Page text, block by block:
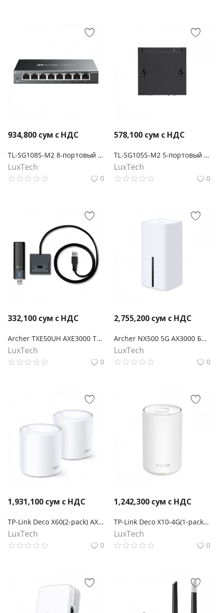
934,800 сум с НДС
TL-SG108S-M2 8-портовый настольный коммутатор 2,5G Multi Gigabit
LuxTech
0
578,100 сум с НДС
TL-SG105S-M2 5-портовый настольный мультигигабитный коммутатор 2,5G
LuxTech
0
332,100 сум с НДС
Archer TXE50UH AXE3000 Трехдиапазонный беспроводной USB-адаптер высокого усиления Wi-Fi 6E
LuxTech
0
2,755,200 сум с НДС
Archer NX500 5G AX3000 Беспроводной двухдиапазонный гигабитный маршрутизатор
LuxTech
0
1,931,100 сум с НДС
TP-Link Deco X60(2-pack) AX5400 Mesh-система Wi-Fi 6
LuxTech
0
1,242,300 сум с НДС
TP-Link Deco X10-4G(1-pack) AX1500 Маршрутизатор Mesh-системы Wi-Fi 6 с 4G+ модемом
LuxTech
0